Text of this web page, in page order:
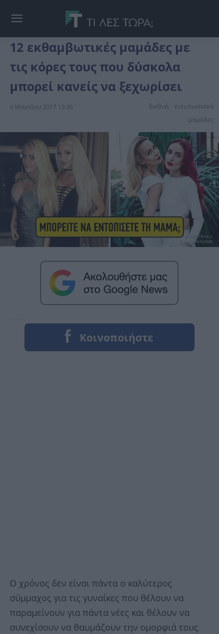
12 εκθαμβωτικές μαμάδες με
τις κόρες τους που δύσκολα
μπορεί κανείς να ξεχωρίσει
6 Μαρτίου 2017 13:36 διεθνή
εντυπωσιακά
μαμάδες
Ο χρόνος δεν είναι πάντα ο καλύτερος
σύμμαχος για τις γυναίκες που θέλουν να
παραμείνουν για πάντα νέες και θέλουν να
συνεχίσουν να θαυμάζουν την ομορφιά τους